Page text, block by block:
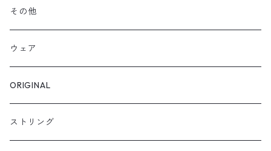
その他
ウェア
ORIGINAL
ストリング